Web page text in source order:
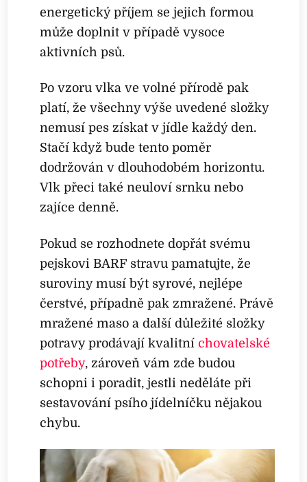
energetický příjem se jejich formou
může doplnit v případě vysoce
aktivních psů.
Po vzoru vlka ve volné přírodě pak
platí, že všechny výše uvedené složky
nemusí pes získat v jídle každý den.
Stačí když bude tento poměr
dodržován v dlouhodobém horizontu.
Vlk přeci také neuloví srnku nebo
zajíce denně.
Pokud se rozhodnete dopřát svému
pejskovi BARF stravu pamatujte, že
suroviny musí být syrové, nejlépe
čerstvé, případně pak zmražené. Právě
mražené maso a další důležité složky
potravy prodávají kvalitníchovatelské
potřeby, zároveň vám zde budou
schopni i poradit, jestli neděláte při
sestavování psího jídelníčku nějakou
chybu.